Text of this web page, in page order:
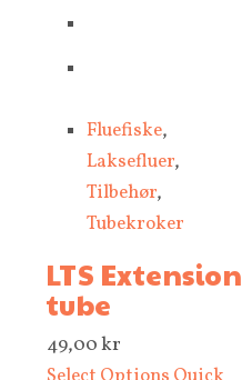
Fluefiske,
Laksefluer,
Tilbehør,
Tubekroker
LTS Extension
tube
49,00kr